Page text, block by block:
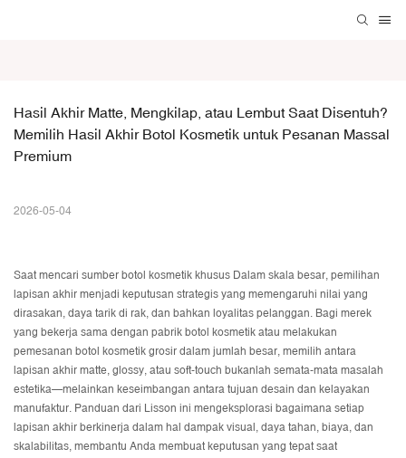
Hasil Akhir Matte, Mengkilap, atau Lembut Saat Disentuh?
Memilih Hasil Akhir Botol Kosmetik untuk Pesanan Massal
Premium
2026-05-04
Saat mencari sumber botol kosmetik khusus Dalam skala besar, pemilihan
lapisan akhir menjadi keputusan strategis yang memengaruhi nilai yang
dirasakan, daya tarik di rak, dan bahkan loyalitas pelanggan. Bagi merek
yang bekerja sama dengan pabrik botol kosmetik atau melakukan
pemesanan botol kosmetik grosir dalam jumlah besar, memilih antara
lapisan akhir matte, glossy, atau soft-touch bukanlah semata-mata masalah
estetika—melainkan keseimbangan antara tujuan desain dan kelayakan
manufaktur. Panduan dari Lisson ini mengeksplorasi bagaimana setiap
lapisan akhir berkinerja dalam hal dampak visual, daya tahan, biaya, dan
skalabilitas, membantu Anda membuat keputusan yang tepat saat